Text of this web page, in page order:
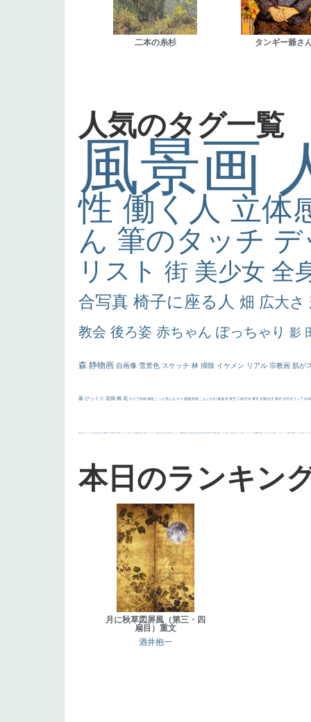
二本の糸杉 タンギー爺さ
人気のタグ一覧
風景画
性 働く人 立体
ん 筆のタッチ
リスト 街 美少女 全
合写真 椅子に座る人 畑 広大さ
教会 後ろ姿 赤ちゃん ぽっちゃり 影
森 静物画 自画像 雪景色 スケッチ 林 掃除 イケメン リアル 宗教画 肌が
厳 びっくり 花畑 橋 花 カメラ目線 補色 こっち見んな キス 庭園 部屋 こんにちわ 素描 塔 青空 工場 巨木 青年 太陽 壮大 着衣 古代ギリシア 日
画質 last ヴィーナス 剣 白人少女 食事中 山本芳翠 麦 alciato ハーレム 女神 ローマ教皇 奥行き 火起こし シスター 東方の三博士 114514 かっこいい 受胎告知 天から覗き込む顔 設計図 挿絵 群衆 親子 裸婦 可愛い ピサロ ＃名画で学ぶ「たるみ」 ニーソックス 躍動感 黄色 こわい コート 畦道 レンブラント・ sekkusu 暖かい バブみ 靴下 ショッ
本日のランキン
月に秋草図屏風（第三・四
扇目）重文
酒井抱一